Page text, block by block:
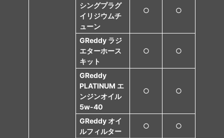
シングプラグ
イリジウムチ
ューン
○ ○
GReddy ラジ
エターホース
キット
○ ○
GReddy
PLATINUM エ
ンジンオイル
5w-40
○ ○
GReddy オイ
ルフィルター
○ ○